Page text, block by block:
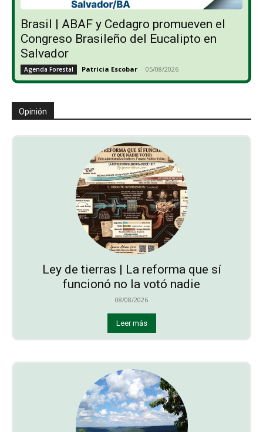
Brasil | ABAF y Cedagro promueven el
Congreso Brasileño del Eucalipto en
Salvador
Agenda Forestal Patricia Escobar - 05/08/2026
Opinión
Ley de tierras | La reforma que sí
funcionó no la votó nadie
08/08/2026
Leer más